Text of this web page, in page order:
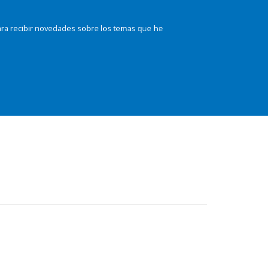
recibir novedades sobre los temas que he